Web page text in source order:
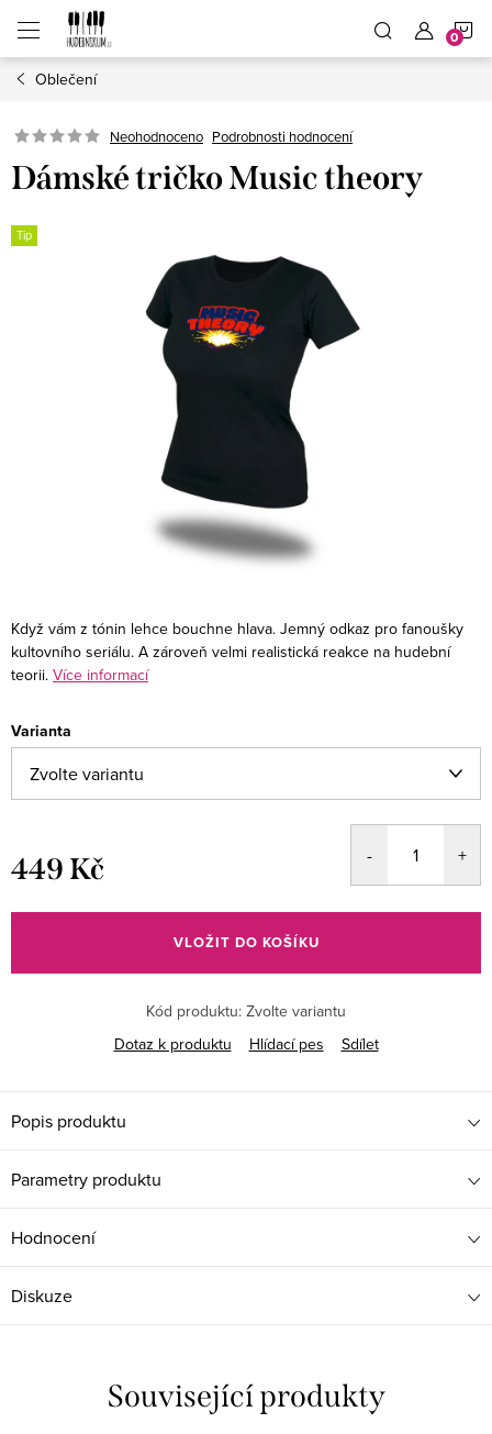
obsah
Oblečení
Neohodnoceno Podrobnosti hodnocení
Dámské tričko Music theory
Tip
Když vám z tónin lehce bouchne hlava. Jemný odkaz pro fanoušky
kultovního seriálu. A zároveň velmi realistická reakce na hudební
teorii. Více informací
Varianta
449 Kč
cena:
VLOŽIT DO KOŠÍKU
Kód produktu: Zvolte variantu
Dotaz k produktu
Hlídací pes Sdílet
Popis produktu
Parametry produktu
Hodnocení
Diskuze
Související produkty